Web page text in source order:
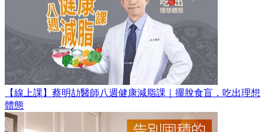
【線上課】蔡明劼醫師八週健康減脂課｜擺脫食盲，吃出理想
體態